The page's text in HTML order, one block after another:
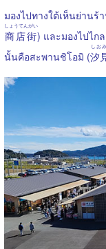
มองไปทางใต้เห็นย่าน
商店街
しょうてんがい
) และมองไปไก
นั้นคือสะพานชิโอมิ (汐
しお